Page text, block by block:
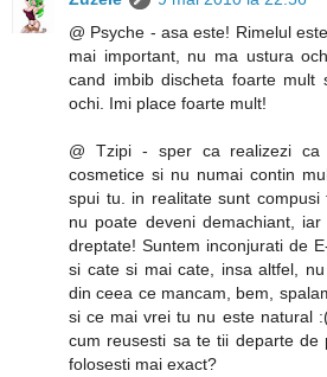
@ Psyche - asa este! Rimelul
mai important, nu ma ustura
cand imbib discheta foarte mult
ochi. Imi place foarte mult!
@ Tzipi - sper ca realizezi ca
cosmetice si nu numai contin
spui tu. in realitate sunt
nu poate deveni demachiant,
dreptate! Suntem inconjurati de
si cate si mai cate, insa altfel,
din ceea ce mancam, bem,
si ce mai vrei tu nu este natural
cum reusesti sa te tii departe de
folosesti mai exact?